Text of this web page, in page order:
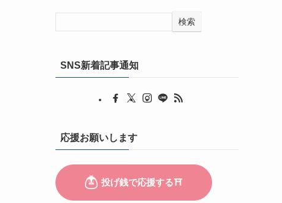
検索
SNS新着記事通知
応援お願いします